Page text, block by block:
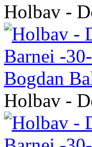
Holbav -
Holbav -